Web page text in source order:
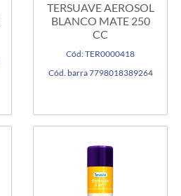
TERSUAVE AEROSOL
BLANCO MATE 250
CC
Cód: TER0000418
Cód. barra 7798018389264